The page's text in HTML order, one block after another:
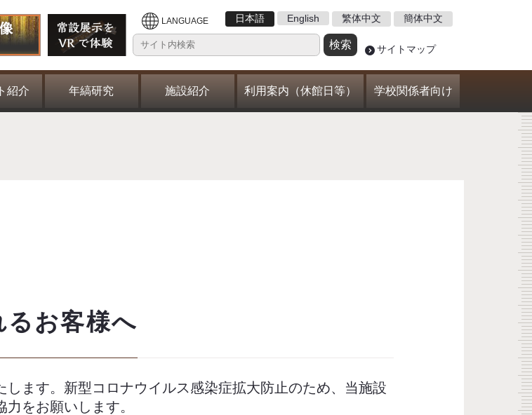
サイトマップ
LANGUAGE 日本語 English 繁体中文 簡体中文
紹介 年縞研究 施設紹介 利用案内（休館日等） 学校関係者向け
るお客様へ
ます。新型コロナウイルス感染症拡大防止のため、当施設
をお願いします。